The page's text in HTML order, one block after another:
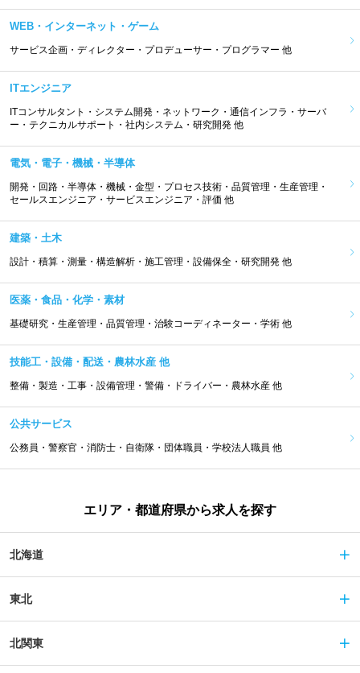
WEB・インターネット・ゲーム
サービス企画・ディレクター・プロデューサー・プログラマー 他
ITエンジニア
ITコンサルタント・システム開発・ネットワーク・通信インフラ・サーバ
ー・テクニカルサポート・社内システム・研究開発 他
電気・電子・機械・半導体
開発・回路・半導体・機械・金型・プロセス技術・品質管理・生産管理・
セールスエンジニア・サービスエンジニア・評価 他
建築・土木
設計・積算・測量・構造解析・施工管理・設備保全・研究開発 他
医薬・食品・化学・素材
基礎研究・生産管理・品質管理・治験コーディネーター・学術 他
技能工・設備・配送・農林水産 他
整備・製造・工事・設備管理・警備・ドライバー・農林水産 他
公共サービス
公務員・警察官・消防士・自衛隊・団体職員・学校法人職員 他
エリア・都道府県から求人を探す
北海道
東北
北関東